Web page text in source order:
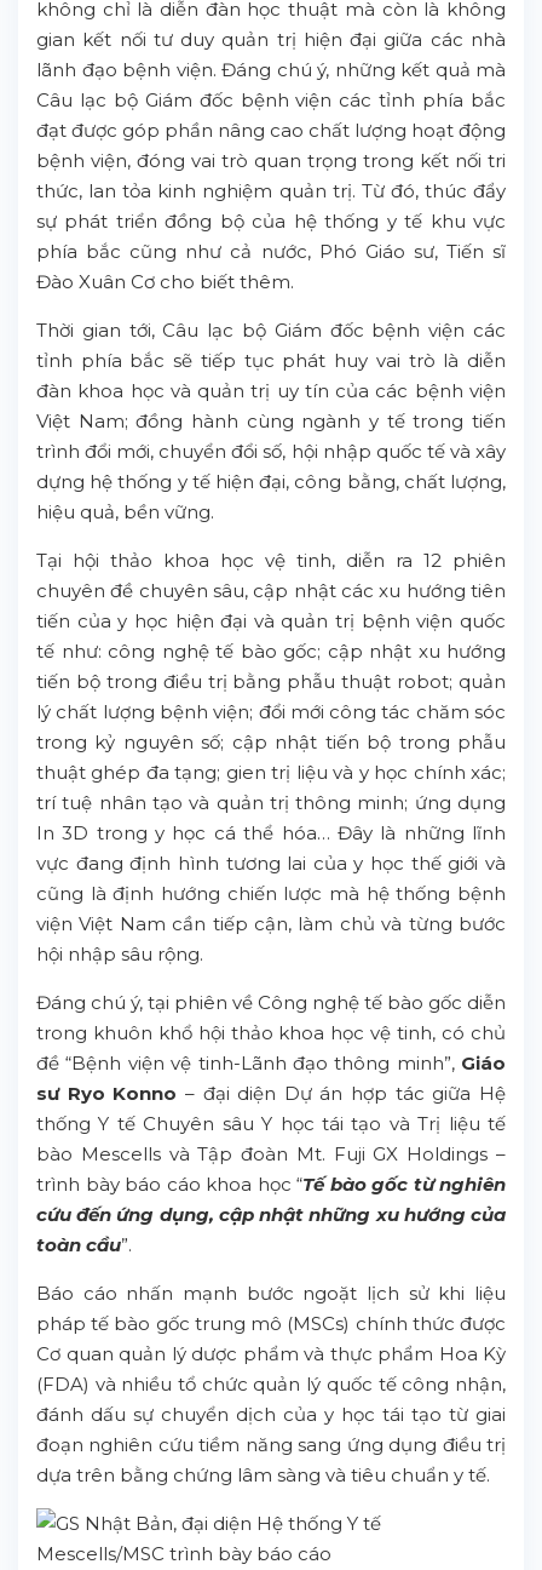
không chỉ là diễn đàn học thuật mà còn là không
gian kết nối tư duy quản trị hiện đại giữa các nhà
lãnh đạo bệnh viện. Đáng chú ý, những kết quả mà
Câu lạc bộ Giám đốc bệnh viện các tỉnh phía bắc
đạt được góp phần nâng cao chất lượng hoạt động
bệnh viện, đóng vai trò quan trọng trong kết nối tri
thức, lan tỏa kinh nghiệm quản trị. Từ đó, thúc đẩy
sự phát triển đồng bộ của hệ thống y tế khu vực
phía bắc cũng như cả nước, Phó Giáo sư, Tiến sĩ
Đào Xuân Cơ cho biết thêm.
Thời gian tới, Câu lạc bộ Giám đốc bệnh viện các
tỉnh phía bắc sẽ tiếp tục phát huy vai trò là diễn
đàn khoa học và quản trị uy tín của các bệnh viện
Việt Nam; đồng hành cùng ngành y tế trong tiến
trình đổi mới, chuyển đổi số, hội nhập quốc tế và xây
dựng hệ thống y tế hiện đại, công bằng, chất lượng,
hiệu quả, bền vững.
Tại hội thảo khoa học vệ tinh, diễn ra 12 phiên
chuyên đề chuyên sâu, cập nhật các xu hướng tiên
tiến của y học hiện đại và quản trị bệnh viện quốc
tế như: công nghệ tế bào gốc; cập nhật xu hướng
tiến bộ trong điều trị bằng phẫu thuật robot; quản
lý chất lượng bệnh viện; đổi mới công tác chăm sóc
trong kỷ nguyên số; cập nhật tiến bộ trong phẫu
thuật ghép đa tạng; gien trị liệu và y học chính xác;
trí tuệ nhân tạo và quản trị thông minh; ứng dụng
In 3D trong y học cá thể hóa… Đây là những lĩnh
vực đang định hình tương lai của y học thế giới và
cũng là định hướng chiến lược mà hệ thống bệnh
viện Việt Nam cần tiếp cận, làm chủ và từng bước
hội nhập sâu rộng.
Đáng chú ý, tại phiên về Công nghệ tế bào gốc diễn
trong khuôn khổ hội thảo khoa học vệ tinh, có chủ
đề “Bệnh viện vệ tinh-Lãnh đạo thông minh”, Giáo
sư Ryo Konno – đại diện Dự án hợp tác giữa Hệ
thống Y tế Chuyên sâu Y học tái tạo và Trị liệu tế
bào Mescells và Tập đoàn Mt. Fuji GX Holdings –
trình bày báo cáo khoa học “Tế bào gốc từ nghiên
cứu đến ứng dụng, cập nhật những xu hướng của
toàn cầu”.
Báo cáo nhấn mạnh bước ngoặt lịch sử khi liệu
pháp tế bào gốc trung mô (MSCs) chính thức được
Cơ quan quản lý dược phẩm và thực phẩm Hoa Kỳ
(FDA) và nhiều tổ chức quản lý quốc tế công nhận,
đánh dấu sự chuyển dịch của y học tái tạo từ giai
đoạn nghiên cứu tiềm năng sang ứng dụng điều trị
dựa trên bằng chứng lâm sàng và tiêu chuẩn y tế.